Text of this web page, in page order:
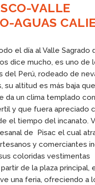
VALLE
AGUAS
el día al Valle Sagrado
dice mucho, es uno de
del Perú, rodeado de
su altitud es más baja
da un clima templado
y que fuera apreciado
el tiempo del incanato.
de Pisac el cual
y comerciantes
coloridas vestimentas
de la plaza principal,
una feria, ofreciendo a